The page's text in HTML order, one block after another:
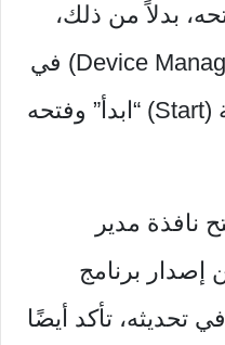
بدلاً من ذلك،
يمكنك البحث عن (Device Manager) في
مربع البحث في قائمة (Start) “ابدأ” وفتحه
نافذة مدير
إصدار برنامج
تحديثه، تأكد أيضًا